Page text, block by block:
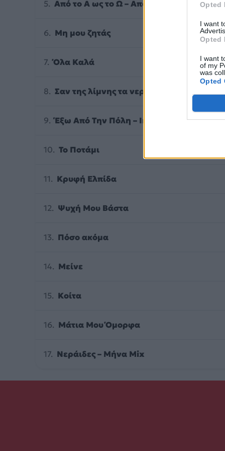
Opted
I want
Opted
I want
of my
was
Opted
Από το Α ως το Ω – Από το Άλφα ως το
Μη μου ζητάς
Όλα Καλά
Σαν της λίμνης τα νερά
Έξω Από Την Πόλη – Interlude
Το Ποτάμι
Κρυφή Ελπίδα
Ψυχή Μου Βάστα
Πόσο ακόμα
Μείνε
Κοίτα
Μάτια Μου Όμορφα
Νεράιδες – Μήνα Mix